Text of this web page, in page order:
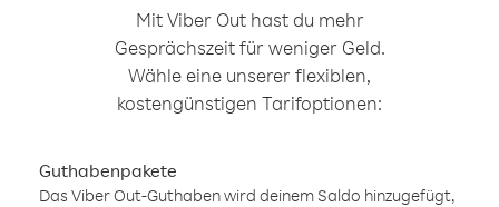
Mit Viber Out hast du mehr
Gesprächszeit für weniger Geld.
Wähle eine unserer flexiblen,
kostengünstigen Tarifoptionen:
Guthabenpakete
Das Viber Out-Guthaben wird deinem Saldo hinzugefügt,